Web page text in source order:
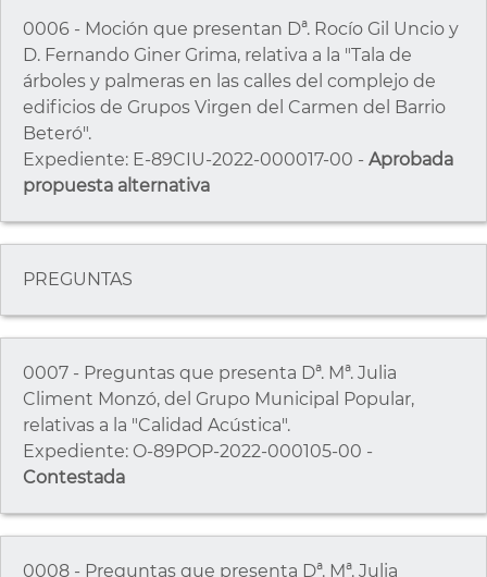
0006 - Moción que presentan Dª. Rocío Gil Uncio y
D. Fernando Giner Grima, relativa a la "Tala de
árboles y palmeras en las calles del complejo de
edificios de Grupos Virgen del Carmen del Barrio
Beteró".
Expediente: E-89CIU-2022-000017-00 - Aprobada
propuesta alternativa
PREGUNTAS
0007 - Preguntas que presenta Dª. Mª. Julia
Climent Monzó, del Grupo Municipal Popular,
relativas a la "Calidad Acústica".
Expediente: O-89POP-2022-000105-00 -
Contestada
0008 - Preguntas que presenta Dª. Mª. Julia